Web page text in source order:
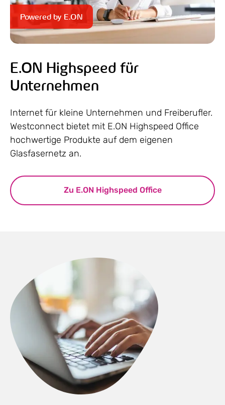
Powered by E.ON
E.ON Highspeed für
Unternehmen
Internet für kleine Unternehmen und Freiberufler.
Westconnect bietet mit E.ON Highspeed Office
hochwertige Produkte auf dem eigenen
Glasfasernetz an.
Zu E.ON Highspeed Office